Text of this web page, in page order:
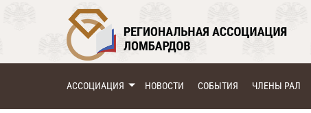
АССОЦИАЦИЯ НОВОСТИ СОБЫТИЯ ЧЛЕНЫ РАЛ